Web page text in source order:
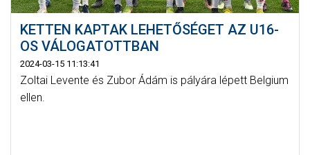
KETTEN KAPTAK LEHETŐSÉGET AZ U16-
OS VÁLOGATOTTBAN
2024-03-15 11:13:41
Zoltai Levente és Zubor Ádám is pályára lépett Belgium
ellen.